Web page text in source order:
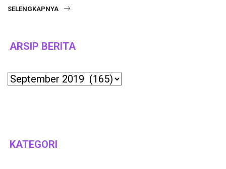
SELENGKAPNYA
ARSIP BERITA
Archives
KATEGORI